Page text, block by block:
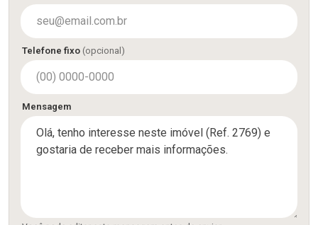
Telefone fixo (opcional)
Mensagem